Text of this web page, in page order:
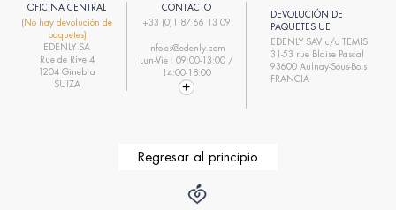
OFICINA CENTRAL
(No hay devolución de
paquetes)
EDENLY SA
Rue de Rive 4
1204 Ginebra
SUIZA
CONTACTO
+33 (0)1 87 66 13 09
info-es@edenly.com
Lun-Vie : 09:00-13:00 /
14:00-18:00
DEVOLUCIÓN DE
PAQUETES UE
EDENLY SAV c/o TEMIS
31-53 rue Blaise Pascal
93600 Aulnay-Sous-Bois
FRANCIA
Regresar al principio